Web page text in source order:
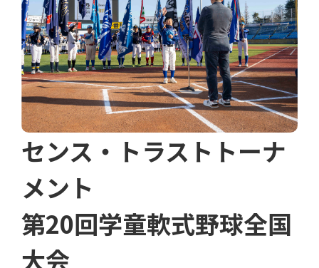
センス・トラストトーナ
メント
第20回学童軟式野球全国
大会